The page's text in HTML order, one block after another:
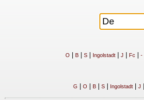
O B| S| Ingolstadt| J Fc -|
G O B| S| Ingolstadt| J